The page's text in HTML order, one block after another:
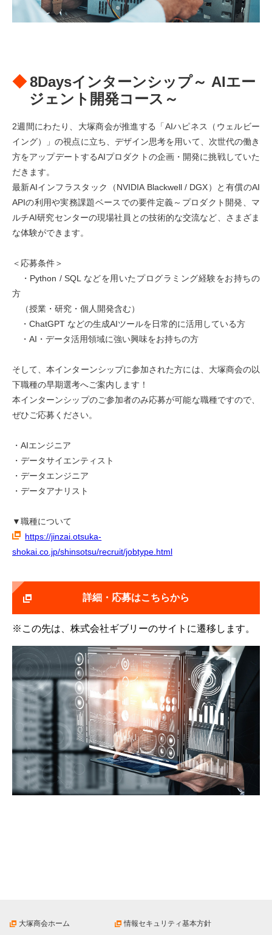
8Daysインターンシップ～ AIエー
ジェント開発コース～
2週間にわたり、大塚商会が推進する「AIハピネス（ウェルビー
イング）」の視点に立ち、デザイン思考を用いて、次世代の働き
方をアップデートするAIプロダクトの企画・開発に挑戦していた
だきます。
最新AIインフラスタック（NVIDIA Blackwell / DGX）と有償のAI
APIの利用や実務課題ベースでの要件定義～プロダクト開発、マ
ルチAI研究センターの現場社員との技術的な交流など、さまざま
な体験ができます。
＜応募条件＞
・Python / SQL などを用いたプログラミング経験をお持ちの
方
（授業・研究・個人開発含む）
・ChatGPT などの生成AIツールを日常的に活用している方
・AI・データ活用領域に強い興味をお持ちの方
そして、本インターンシップに参加された方には、大塚商会の以
下職種の早期選考へご案内します！
本インターンシップのご参加者のみ応募が可能な職種ですので、
ぜひご応募ください。
・AIエンジニア
・データサイエンティスト
・データエンジニア
・データアナリスト
▼職種について
https://jinzai.otsuka-
shokai.co.jp/shinsotsu/recruit/jobtype.html
詳細・応募はこちらから
※この先は、株式会社ギブリーのサイトに遷移します。
大塚商会ホーム 情報セキュリティ基本方針